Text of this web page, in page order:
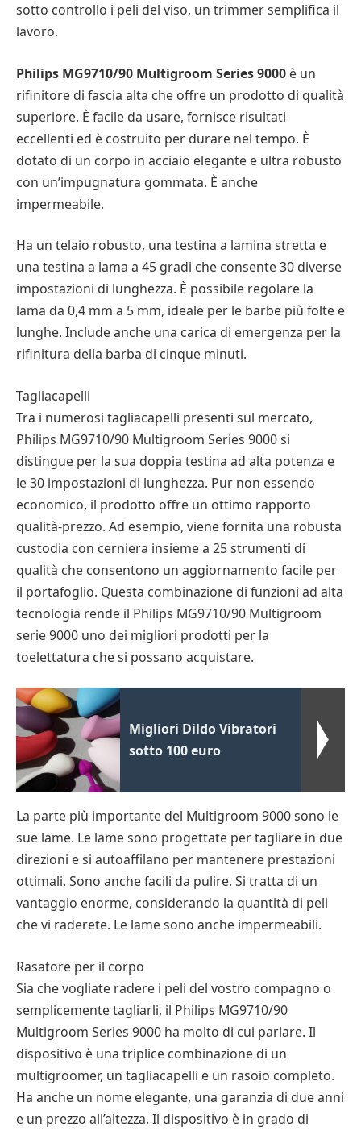
sotto controllo i peli del viso, un trimmer semplifica il
lavoro.
Philips MG9710/90 Multigroom Series 9000 è un
rifinitore di fascia alta che offre un prodotto di qualità
superiore. È facile da usare, fornisce risultati
eccellenti ed è costruito per durare nel tempo. È
dotato di un corpo in acciaio elegante e ultra robusto
con un’impugnatura gommata. È anche
impermeabile.
Ha un telaio robusto, una testina a lamina stretta e
una testina a lama a 45 gradi che consente 30 diverse
impostazioni di lunghezza. È possibile regolare la
lama da 0,4 mm a 5 mm, ideale per le barbe più folte e
lunghe. Include anche una carica di emergenza per la
rifinitura della barba di cinque minuti.
Tagliacapelli
Tra i numerosi tagliacapelli presenti sul mercato,
Philips MG9710/90 Multigroom Series 9000 si
distingue per la sua doppia testina ad alta potenza e
le 30 impostazioni di lunghezza. Pur non essendo
economico, il prodotto offre un ottimo rapporto
qualità-prezzo. Ad esempio, viene fornita una robusta
custodia con cerniera insieme a 25 strumenti di
qualità che consentono un aggiornamento facile per
il portafoglio. Questa combinazione di funzioni ad alta
tecnologia rende il Philips MG9710/90 Multigroom
serie 9000 uno dei migliori prodotti per la
toelettatura che si possano acquistare.
Migliori Dildo Vibratori
sotto 100 euro
La parte più importante del Multigroom 9000 sono le
sue lame. Le lame sono progettate per tagliare in due
direzioni e si autoaffilano per mantenere prestazioni
ottimali. Sono anche facili da pulire. Si tratta di un
vantaggio enorme, considerando la quantità di peli
che vi raderete. Le lame sono anche impermeabili.
Rasatore per il corpo
Sia che vogliate radere i peli del vostro compagno o
semplicemente tagliarli, il Philips MG9710/90
Multigroom Series 9000 ha molto di cui parlare. Il
dispositivo è una triplice combinazione di un
multigroomer, un tagliacapelli e un rasoio completo.
Ha anche un nome elegante, una garanzia di due anni
e un prezzo all’altezza. Il dispositivo è in grado di